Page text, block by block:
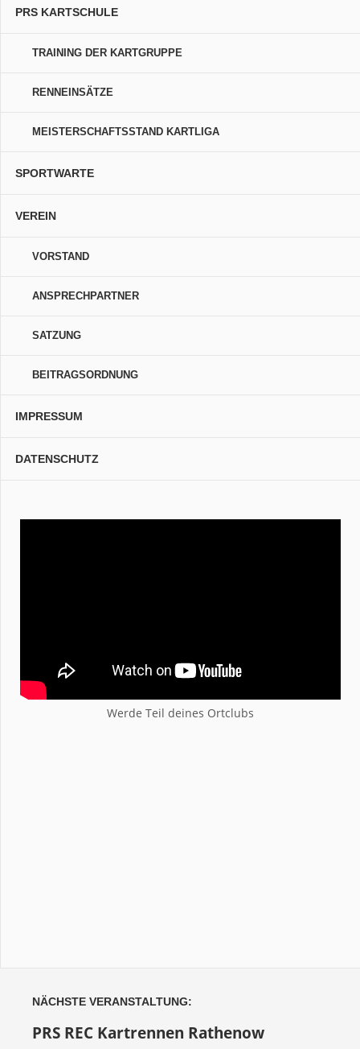
PRS KARTSCHULE
TRAINING DER KARTGRUPPE
RENNEINSÄTZE
MEISTERSCHAFTSSTAND KARTLIGA
SPORTWARTE
VEREIN
VORSTAND
ANSPRECHPARTNER
SATZUNG
BEITRAGSORDNUNG
IMPRESSUM
DATENSCHUTZ
Werde Teil deines Ortclubs
NÄCHSTE VERANSTALTUNG:
PRS REC Kartrennen Rathenow